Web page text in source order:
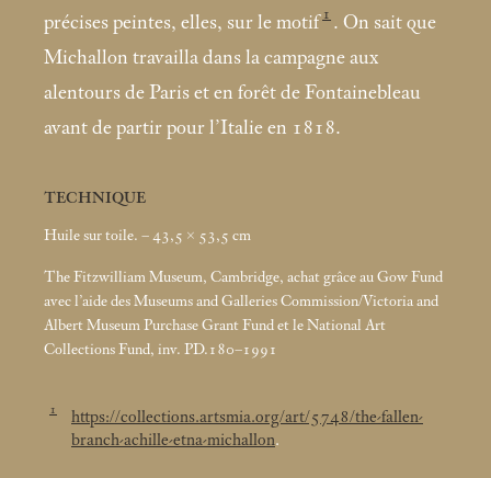
précises peintes, elles, sur le motif 1 . On sait que
Michallon travailla dans la campagne aux
alentours de Paris et en forêt de Fontainebleau
avant de partir pour l’Italie en 1818.
TECHNIQUE
Huile sur toile. – 43,5 × 53,5 cm
The Fitzwilliam Museum, Cambridge, achat grâce au Gow Fund
avec l’aide des Museums and Galleries Commission/Victoria and
Albert Museum Purchase Grant Fund et le National Art
Collections Fund, inv. PD.180–1991
1
https://collections.artsmia.org/art/5748/the-fallen-
branch-achille-etna-michallon.